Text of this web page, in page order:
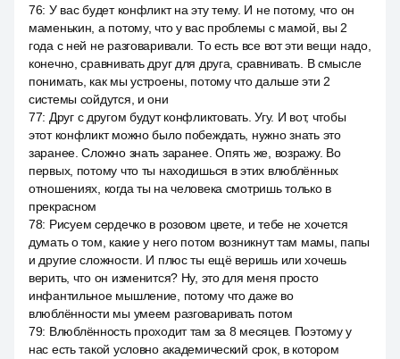
76: У вас будет конфликт на эту тему. И не потому, что он
маменькин, а потому, что у вас проблемы с мамой, вы 2
года с ней не разговаривали. То есть все вот эти вещи надо,
конечно, сравнивать друг для друга, сравнивать. В смысле
понимать, как мы устроены, потому что дальше эти 2
системы сойдутся, и они
77: Друг с другом будут конфликтовать. Угу. И вот, чтобы
этот конфликт можно было побеждать, нужно знать это
заранее. Сложно знать заранее. Опять же, возражу. Во
первых, потому что ты находишься в этих влюблённых
отношениях, когда ты на человека смотришь только в
прекрасном
78: Рисуем сердечко в розовом цвете, и тебе не хочется
думать о том, какие у него потом возникнут там мамы, папы
и другие сложности. И плюс ты ещё веришь или хочешь
верить, что он изменится? Ну, это для меня просто
инфантильное мышление, потому что даже во
влюблённости мы умеем разговаривать потом
79: Влюблённость проходит там за 8 месяцев. Поэтому у
нас есть такой условно академический срок, в котором